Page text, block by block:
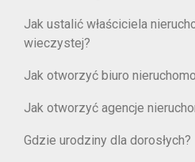
Jak ustalić właściciela
wieczystej?
Jak otworzyć biuro
Jak otworzyć agencje
Gdzie urodziny dla dorosłych?